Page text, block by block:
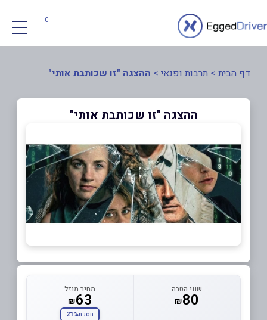
0
דף הבית > תרבות ופנאי > ההצגה "זו שכותבת אותי"
ההצגה "זו שכותבת אותי"
שווי הטבה
₪80
מחיר מוזל
₪63
חסכת21%